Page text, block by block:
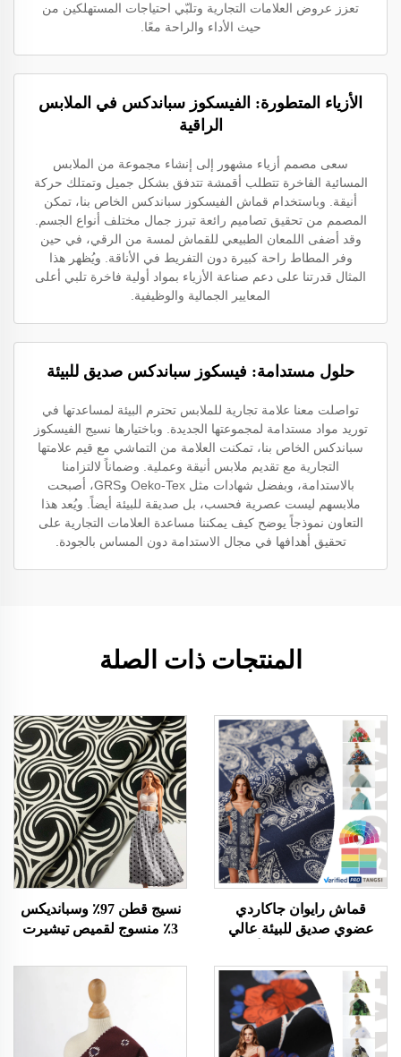
تعزز عروض العلامات التجارية وتلبّي احتياجات المستهلكين من
حيث الأداء والراحة معًا.
الأزياء المتطورة: الفيسكوز سباندكس في الملابس
الراقية
سعى مصمم أزياء مشهور إلى إنشاء مجموعة من الملابس
المسائية الفاخرة تتطلب أقمشة تتدفق بشكل جميل وتمتلك حركة
أنيقة. وباستخدام قماش الفيسكوز سباندكس الخاص بنا، تمكن
المصمم من تحقيق تصاميم رائعة تبرز جمال مختلف أنواع الجسم.
وقد أضفى اللمعان الطبيعي للقماش لمسة من الرقي، في حين
وفر المطاط راحة كبيرة دون التفريط في الأناقة. ويُظهر هذا
المثال قدرتنا على دعم صناعة الأزياء بمواد أولية فاخرة تلبي أعلى
المعايير الجمالية والوظيفية.
حلول مستدامة: فيسكوز سباندكس صديق للبيئة
تواصلت معنا علامة تجارية للملابس تحترم البيئة لمساعدتها في
توريد مواد مستدامة لمجموعتها الجديدة. وباختيارها نسيج الفيسكوز
سباندكس الخاص بنا، تمكنت العلامة من التماشي مع قيم علامتها
التجارية مع تقديم ملابس أنيقة وعملية. وضماناً لالتزامنا
بالاستدامة، وبفضل شهادات مثل Oeko-Tex وGRS، أصبحت
ملابسهم ليست عصرية فحسب، بل صديقة للبيئة أيضاً. ويُعد هذا
التعاون نموذجاً يوضح كيف يمكننا مساعدة العلامات التجارية على
تحقيق أهدافها في مجال الاستدامة دون المساس بالجودة.
المنتجات ذات الصلة
قماش رايوان جاكاردي
عضوي صديق للبيئة عالي
الفيبرجلاس، مناسب لملابس
البنات - للفساتين والقمصان
نسيج قطن 97٪ وسبانديكس
3٪ منسوج لقميص تيشيرت
جيرسي ناعم وصديق للبشرة
لملابس البنات